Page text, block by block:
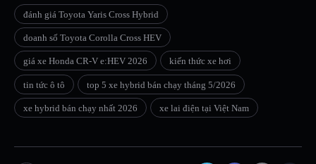
đánh giá Toyota Yaris Cross Hybrid
doanh số Toyota Corolla Cross HEV
giá xe Honda CR-V e:HEV 2026 kiến thức xe hơi
tin tức ô tô top 5 xe hybrid bán chạy tháng 5/2026
xe hybrid bán chạy nhất 2026 xe lai điện tại Việt Nam